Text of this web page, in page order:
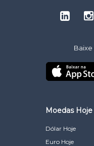
Baixe
Moedas Hoje
Dólar Hoje
Euro Hoje